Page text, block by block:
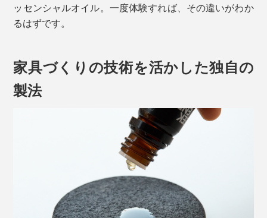
ッセンシャルオイル。一度体験すれば、その違いがわか
るはずです。
家具づくりの技術を活かした独自の
製法